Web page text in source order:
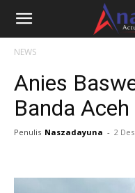
NEWS
Anies
Banda Aceh
Penulis Naszadayuna - 2